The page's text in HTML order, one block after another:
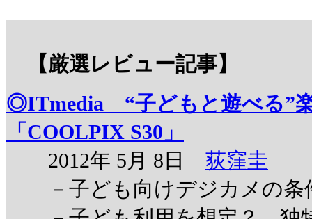
【厳選レビュー記事】
◎ITmedia “子どもと遊べる”
「COOLPIX S30」
2012年 5月 8日 荻窪圭
－子ども向けデジカメの条